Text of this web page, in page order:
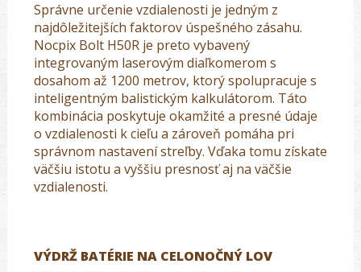
Správne určenie vzdialenosti je jedným z
najdôležitejších faktorov úspešného zásahu.
Nocpix Bolt H50R je preto vybavený
integrovaným laserovým diaľkomerom s
dosahom až 1200 metrov, ktorý spolupracuje s
inteligentným balistickým kalkulátorom. Táto
kombinácia poskytuje okamžité a presné údaje
o vzdialenosti k cieľu a zároveň pomáha pri
správnom nastavení streľby. Vďaka tomu získate
väčšiu istotu a vyššiu presnosť aj na väčšie
vzdialenosti.
VÝDRŽ BATÉRIE NA CELONOČNÝ LOV